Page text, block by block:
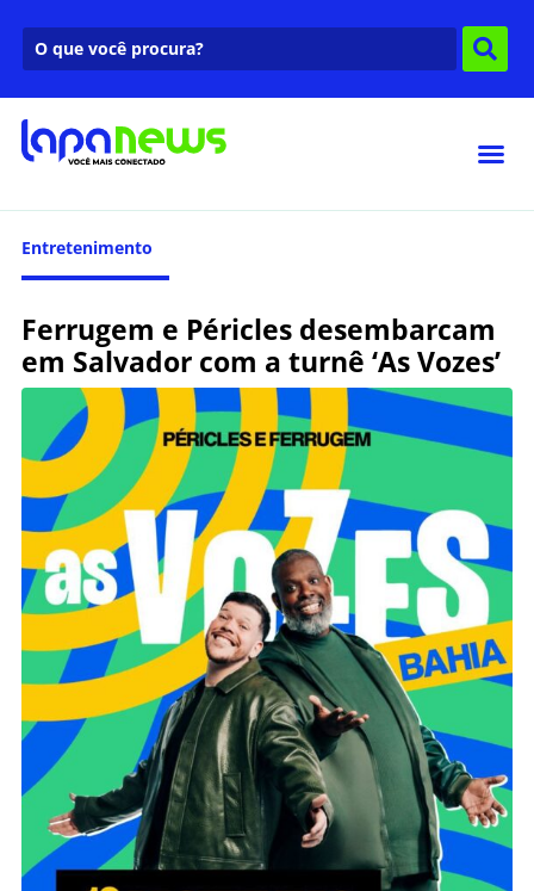
Entretenimento
Ferrugem e Péricles desembarcam
em Salvador com a turnê ‘As Vozes’